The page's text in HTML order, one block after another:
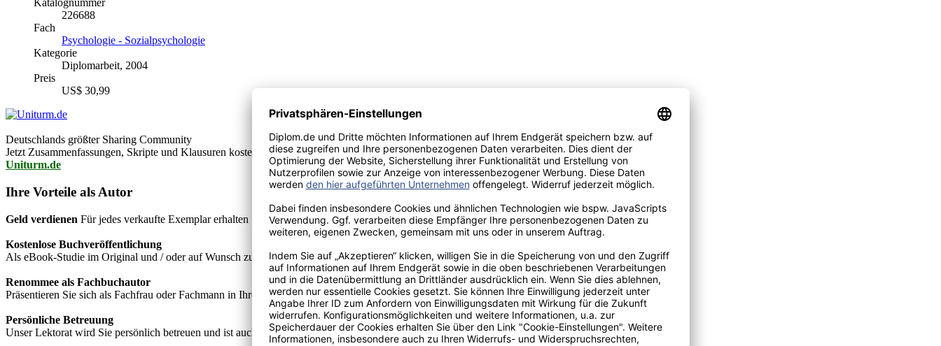
Katalognummer
226688
Fach
Psychologie - Sozialpsychologie
Kategorie
Diplomarbeit, 2004
Preis
US$ 30,99
Deutschlands größter Sharing Community
Jetzt Zusammenfassungen, Skripte und Klausuren kostenlos downloaden!
Uniturm.de
Ihre Vorteile als Autor
Geld verdienen Für jedes verkaufte Exemplar erhalten Sie Autorenhonorar - bis zu 40%.
Kostenlose Buchveröffentlichung
Als eBook-Studie im Original und / oder auf Wunsch zusätzlich als hochwertiges Fachbuch in unserem renommierten Buchverlag.
Renommee als Fachbuchautor
Präsentieren Sie sich als Fachfrau oder Fachmann in Ihrem Fachgebiet und machen Sie sich bekannt.
Persönliche Betreuung
Unser Lektorat wird Sie persönlich betreuen und ist auch telefonisch unter +49(0)176-85996762 erreichbar.